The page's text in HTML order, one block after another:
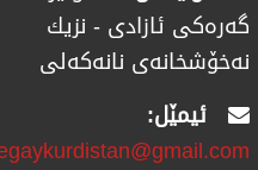
گەرەکی ئازادی - نزیك
نەخۆشخانەی نانەکەلی
ئیمێل: